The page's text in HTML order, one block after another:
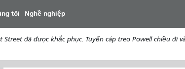
dung
tôi Nghề nghiệp
Street đã được khắc phục. Tuyến cáp treo Powell chiều đi